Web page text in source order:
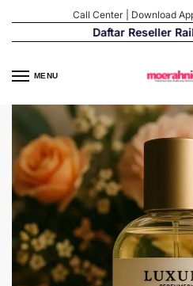
Call Center Download
Daftar Reseller Raih
MENU